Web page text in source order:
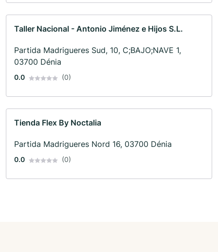
Taller Nacional - Antonio Jiménez e Hijos S.L.
Partida Madrigueres Sud, 10, C;BAJO;NAVE 1,
03700 Dénia
0.0 (0)
Tienda Flex By Noctalia
Partida Madrigueres Nord 16, 03700 Dénia
0.0 (0)